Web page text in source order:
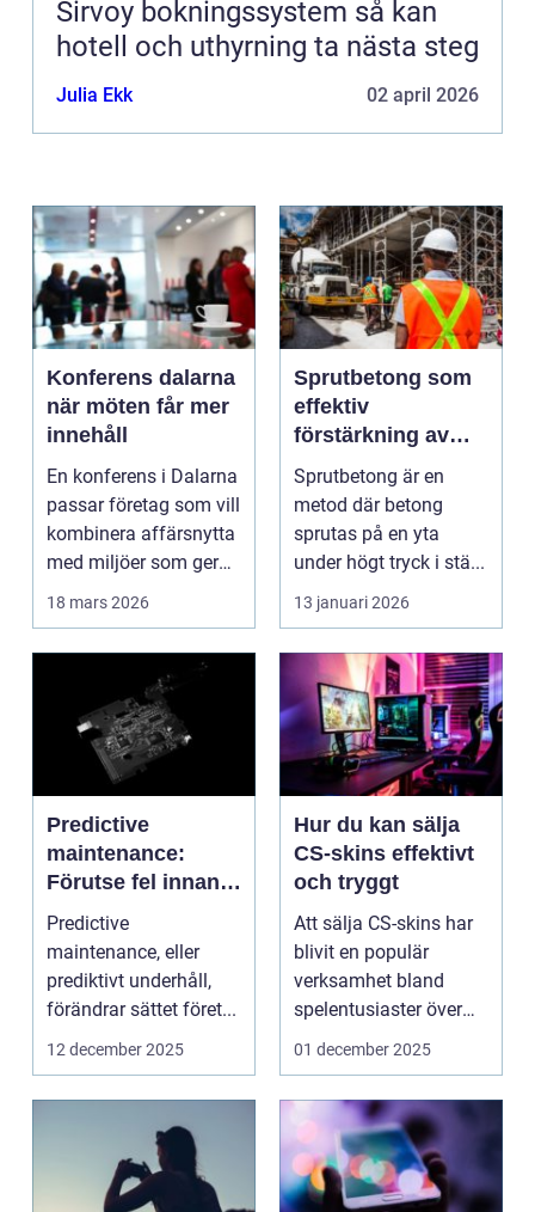
Sirvoy bokningssystem så kan
hotell och uthyrning ta nästa steg
Julia Ekk 02 april 2026
Konferens dalarna
när möten får mer
innehåll
En konferens i Dalarna
passar företag som vill
kombinera affärsnytta
med miljöer som ger
18 mars 2026
Sprutbetong som
effektiv
förstärkning av
berg och betong
Sprutbetong är en
metod där betong
sprutas på en yta
under högt tryck i stä...
13 januari 2026
Predictive
maintenance:
Förutse fel innan
de uppstår med
hjälp av sensorer
Predictive
maintenance, eller
prediktivt underhåll,
förändrar sättet föret...
12 december 2025
Hur du kan sälja
CS-skins effektivt
och tryggt
Att sälja CS-skins har
blivit en populär
verksamhet bland
spelentusiaster över
hela v...
01 december 2025